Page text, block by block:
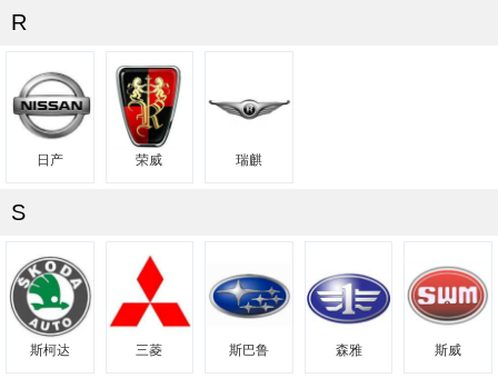
R
日产 荣威 瑞麒
S
斯柯达 三菱 斯巴鲁 森雅 斯威